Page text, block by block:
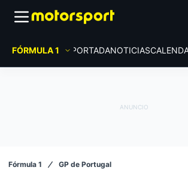
FÓRMULA 1 PORTADANOTICIAS
Fórmula 1 GP de Portugal